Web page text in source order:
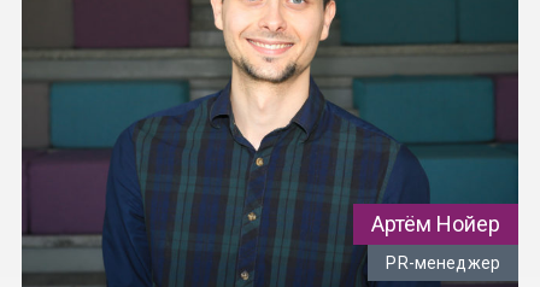
Артём Нойер
PR-менеджер